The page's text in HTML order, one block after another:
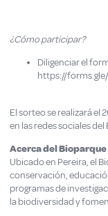
¿Cómo participar?
Diligenciar el
https://
El sorteo se realizará el
en las redes sociales
Acerca del
Ubicado en Pereira, el
conservación,
programas de
la biodiversidad y